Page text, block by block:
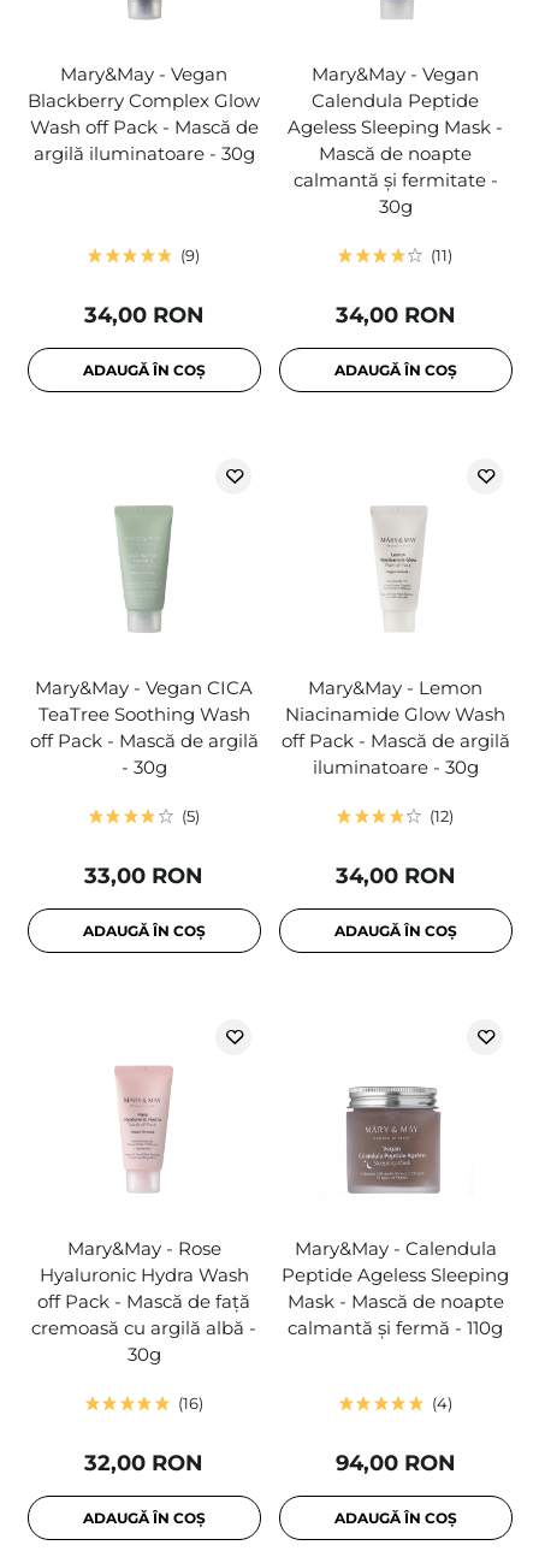
Mary&May - Vegan
Blackberry Complex Glow
Wash off Pack - Mască de
argilă iluminatoare - 30g
9
34,00 RON
ADAUGĂ ÎN COȘ
Mary&May - Vegan
Calendula Peptide
Ageless Sleeping Mask -
Mască de noapte
calmantă și fermitate -
30g
11
34,00 RON
ADAUGĂ ÎN COȘ
Mary&May - Vegan CICA
TeaTree Soothing Wash
off Pack - Mască de argilă
- 30g
5
33,00 RON
ADAUGĂ ÎN COȘ
Mary&May - Lemon
Niacinamide Glow Wash
off Pack - Mască de argilă
iluminatoare - 30g
12
34,00 RON
ADAUGĂ ÎN COȘ
Mary&May - Rose
Hyaluronic Hydra Wash
off Pack - Mască de față
cremoasă cu argilă albă -
30g
16
32,00 RON
ADAUGĂ ÎN COȘ
Mary&May - Calendula
Peptide Ageless Sleeping
Mask - Mască de noapte
calmantă și fermă - 110g
4
94,00 RON
ADAUGĂ ÎN COȘ